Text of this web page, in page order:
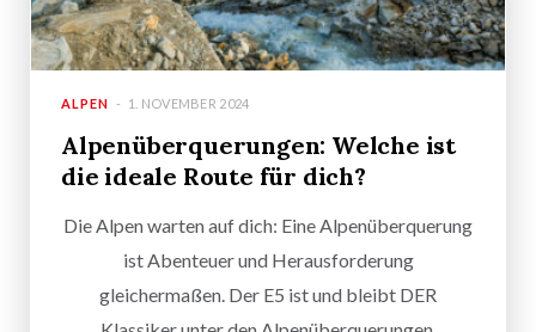
ALPEN 1. NOVEMBER 2024
Alpenüberquerungen: Welche ist
die ideale Route für dich?
Die Alpen warten auf dich: Eine Alpenüberquerung
ist Abenteuer und Herausforderung
gleichermaßen. Der E5 ist und bleibt DER